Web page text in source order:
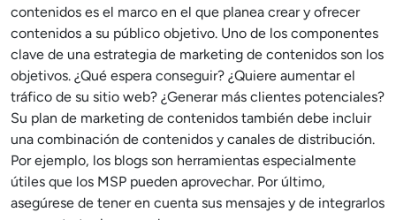
contenidos es el marco en el que planea crear y ofrecer
contenidos a su público objetivo. Uno de los componentes
clave de una estrategia de marketing de contenidos son los
objetivos. ¿Qué espera conseguir? ¿Quiere aumentar el
tráfico de su sitio web? ¿Generar más clientes potenciales?
Su plan de marketing de contenidos también debe incluir
una combinación de contenidos y canales de distribución.
Por ejemplo, los blogs son herramientas especialmente
útiles que los MSP pueden aprovechar. Por último,
asegúrese de tener en cuenta sus mensajes y de integrarlos